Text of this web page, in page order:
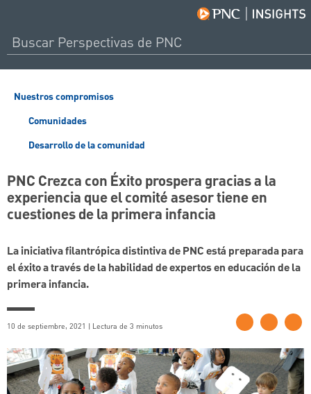
Nuestros compromisos
Comunidades
Desarrollo de la comunidad
PNC Crezca con Éxito prospera gracias a la
experiencia que el comité asesor tiene en
cuestiones de la primera infancia
La iniciativa filantrópica distintiva de PNC está preparada para
el éxito a través de la habilidad de expertos en educación de la
primera infancia.
10 de septiembre, 2021 | Lectura de 3 minutos